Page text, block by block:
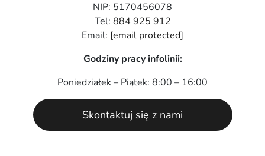
NIP: 5170456078
Tel: 884 925 912
Email: [email protected]
Godziny pracy infolinii:
Poniedziałek – Piątek: 8:00 – 16:00
Skontaktuj się z nami